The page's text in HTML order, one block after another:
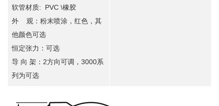
软管材质: PVC \橡胶
外 观：粉末喷涂，红色，其
他颜色可选
恒定张力：可选
导 向 架：2方向可调，3000系
列为可选